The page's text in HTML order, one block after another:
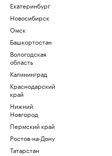
Екатеринбург
Новосибирск
Омск
Башкортостан
Вологодская
область
Калининград
Краснодарский
край
Нижний
Новгород
Пермский край
Ростов-на-Дону
Татарстан